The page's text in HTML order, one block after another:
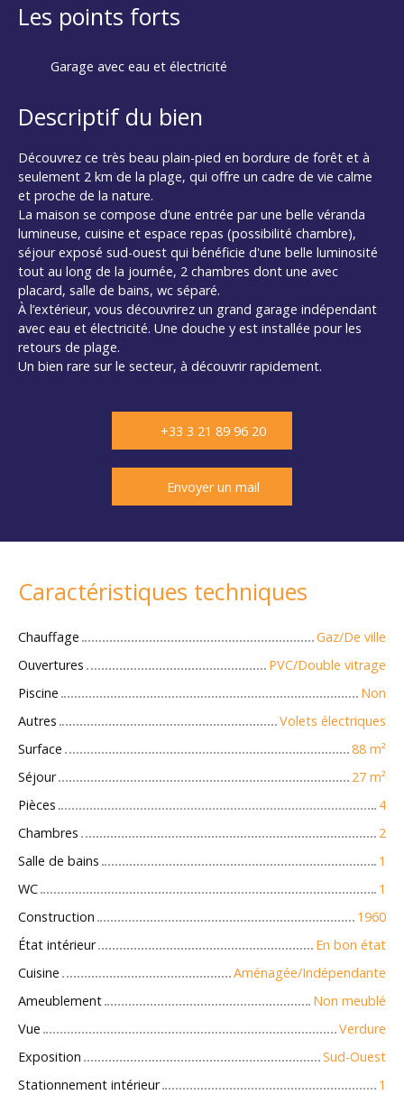
Les points forts
Garage avec eau et électricité
Descriptif du bien
Découvrez ce très beau plain-pied en bordure de forêt et à
seulement 2 km de la plage, qui offre un cadre de vie calme
et proche de la nature.
La maison se compose d’une entrée par une belle véranda
lumineuse, cuisine et espace repas (possibilité chambre),
séjour exposé sud-ouest qui bénéficie d'une belle luminosité
tout au long de la journée, 2 chambres dont une avec
placard, salle de bains, wc séparé.
À l’extérieur, vous découvrirez un grand garage indépendant
avec eau et électricité. Une douche y est installée pour les
retours de plage.
Un bien rare sur le secteur, à découvrir rapidement.
+33 3 21 89 96 20
Envoyer un mail
Caractéristiques techniques
Chauffage
Gaz/De ville
Ouvertures
PVC/Double vitrage
Piscine
Non
Autres
Volets électriques
Surface
88 m²
Séjour
27 m²
Pièces
4
Chambres
2
Salle de bains
1
WC
1
Construction
1960
État intérieur
En bon état
Cuisine
Aménagée/Indépendante
Ameublement
Non meublé
Vue
Verdure
Exposition
Sud-Ouest
Stationnement intérieur
1